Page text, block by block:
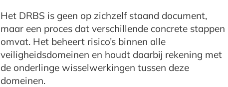
Het DRBS is geen op zichzelf staand document,
maar een proces dat verschillende concrete stappen
omvat. Het beheert risico’s binnen alle
veiligheidsdomeinen en houdt daarbij rekening met
de onderlinge wisselwerkingen tussen deze
domeinen.